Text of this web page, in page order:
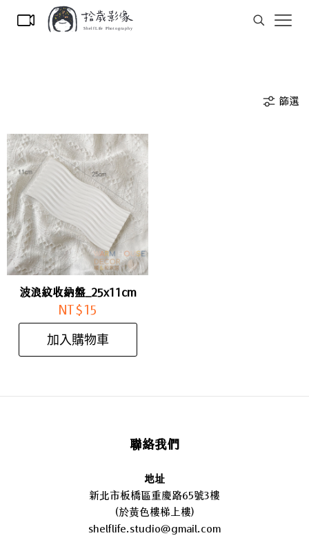
篩選
波浪紋收納盤_25x11cm
NT$ 15
加入購物車
聯絡我們
地址
新北市板橋區重慶路65號3樓
(於黃色樓梯上樓)
shelflife.studio@gmail.com